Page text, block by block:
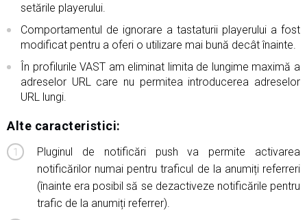
setările playerului.
Comportamentul de ignorare a tastaturii playerului a fost
modificat pentru a oferi o utilizare mai bună decât înainte.
În profilurile VAST am eliminat limita de lungime maximă a
adreselor URL care nu permitea introducerea adreselor
URL lungi.
Alte caracteristici:
Pluginul de notificări push va permite activarea
notificărilor numai pentru traficul de la anumiți referreri
(înainte era posibil să se dezactiveze notificările pentru
trafic de la anumiți referrer).